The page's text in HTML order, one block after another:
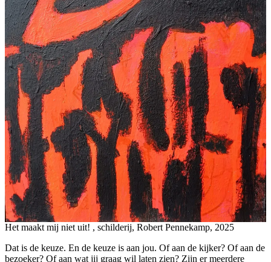
Het maakt mij niet uit! , schilderij, Robert Pennekamp, 2025
Dat is de keuze. En de keuze is aan jou. Of aan de kijker? Of aan de
bezoeker? Of aan wat jij graag wil laten zien? Zijn er meerdere